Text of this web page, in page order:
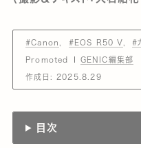
#Canon #EOS R50 V #
Promoted GENIC編集部
作成日: 2025.8.29
目次